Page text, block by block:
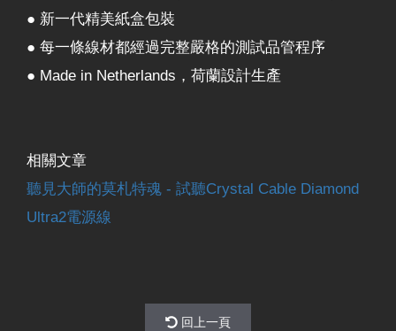
● 新一代精美紙盒包裝
● 每一條線材都經過完整嚴格的測試品管程序
● Made in Netherlands，荷蘭設計生產
相關文章
聽見大師的莫札特魂 - 試聽Crystal Cable Diamond
Ultra2電源線
回上一頁